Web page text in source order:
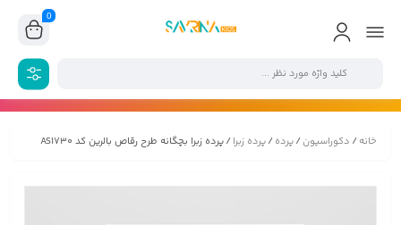
0
خانه/ دکوراسیون/پرده/پرده زبرا/ پرده زبرا بچگانه طرح رقاص بالرین کد AS1730